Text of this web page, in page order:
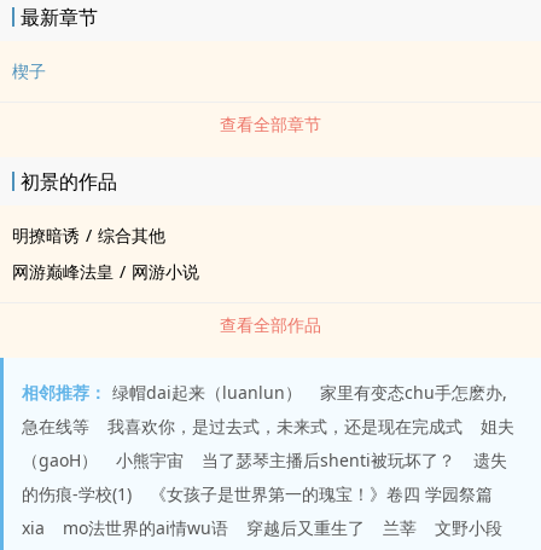
最新章节
楔子
查看全部章节
初景的作品
明撩暗诱 / 综合其他
网游巅峰法皇 / 网游小说
查看全部作品
相邻推荐： 绿帽dai起来（luanlun）
家里有变态chu手怎麽办,
急在线等
我喜欢你，是过去式，未来式，还是现在完成式
姐夫
（gaoH）
小熊宇宙 当了瑟琴主播后shenti被玩坏了？
遗失
的伤痕-学校(1)
《女孩子是世界第一的瑰宝！》卷四 学园祭篇
xia
mo法世界的ai情wu语 穿越后又重生了 兰莘 文野小段